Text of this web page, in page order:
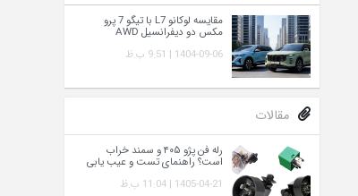
مقایسه لوکانو L7 با تیگو 7 پرو
مکس دو دیفرانسیل AWD
1404-09-06 | 9:51 ب.ظ
مقالات
رله فن پژو ۴۰۵ و سمند خراب
است؟ راهنمای تست و عیب‌ یابی
1405-04-21 | 11:04 ب.ظ